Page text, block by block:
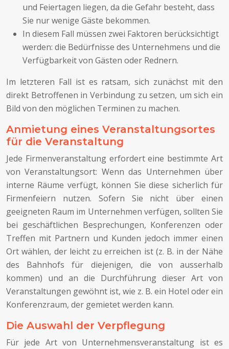
und Feiertagen liegen, da die Gefahr besteht, dass
Sie nur wenige Gäste bekommen.
In diesem Fall müssen zwei Faktoren berücksichtigt
werden: die Bedürfnisse des Unternehmens und die
Verfügbarkeit von Gästen oder Rednern.
Im letzteren Fall ist es ratsam, sich zunächst mit den
direkt Betroffenen in Verbindung zu setzen, um sich ein
Bild von den möglichen Terminen zu machen.
Anmietung eines Veranstaltungsortes
für die Veranstaltung
Jede Firmenveranstaltung erfordert eine bestimmte Art
von Veranstaltungsort: Wenn das Unternehmen über
interne Räume verfügt, können Sie diese sicherlich für
Firmenfeiern nutzen. Sofern Sie nicht über einen
geeigneten Raum im Unternehmen verfügen, sollten Sie
bei geschäftlichen Besprechungen, Konferenzen oder
Treffen mit Partnern und Kunden jedoch immer einen
Ort wählen, der leicht zu erreichen ist (z. B. in der Nähe
des Bahnhofs für diejenigen, die von ausserhalb
kommen) und an die Durchführung dieser Art von
Veranstaltungen gewöhnt ist, wie z. B. ein Hotel oder ein
Konferenzraum, der gemietet werden kann.
Die Auswahl der Verpflegung
Für jede Art von Unternehmensveranstaltung ist es